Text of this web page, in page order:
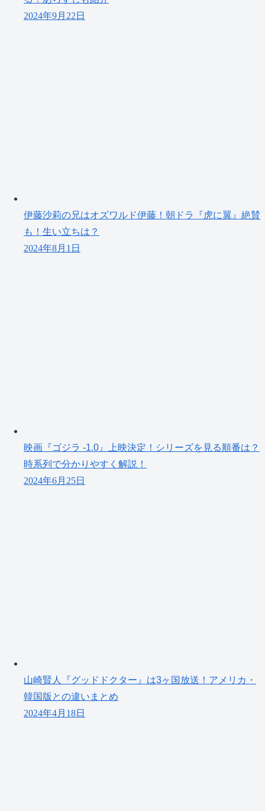
2024年9月22日
伊藤沙莉の兄はオズワルド伊藤！朝ドラ『虎に翼』絶賛
も！生い立ちは？
2024年8月1日
映画『ゴジラ -1.0』上映決定！シリーズを見る順番は？
時系列で分かりやすく解説！
2024年6月25日
山崎賢人『グッドドクター』は3ヶ国放送！アメリカ・
韓国版との違いまとめ
2024年4月18日